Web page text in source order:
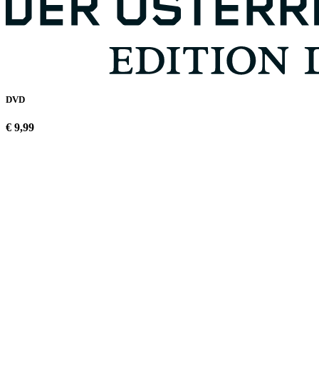
DVD
€ 9,99